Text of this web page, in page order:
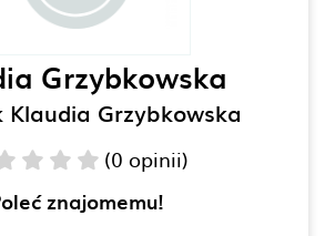
Grzybkowska
Grzybkowska
(0 opinii)
znajomemu!